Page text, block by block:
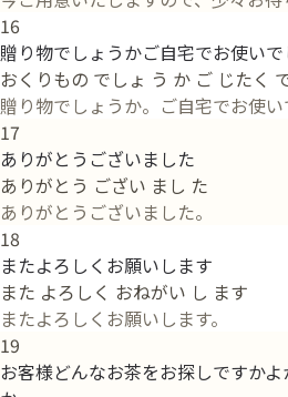
16
贈り物でしょうかご自宅でお使い
おくりもの でしょ う か ご じたく
贈り物でしょうか。ご自宅でお使い
17
ありがとうございました
ありがとう ござい まし た
ありがとうございました。
18
またよろしくお願いします
また よろしく おねがい し ます
またよろしくお願いします。
19
お客様どんなお茶をお探しですか